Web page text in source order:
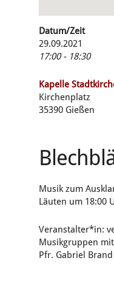
Datum/Zeit
29.09.2021
17:00 - 18:30
Kapelle
Kirchenplatz
35390 Gießen
Musik zum
Läuten um 18:00
Veranstalter*in:
Musikgruppen
Pfr. Gabriel Brand